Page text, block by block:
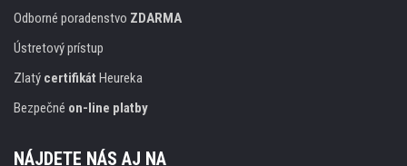
Odborné poradenstvo ZDARMA
Ústretový prístup
Zlatý certifikát Heureka
Bezpečné on-line platby
NÁJDETE NÁS AJ NA